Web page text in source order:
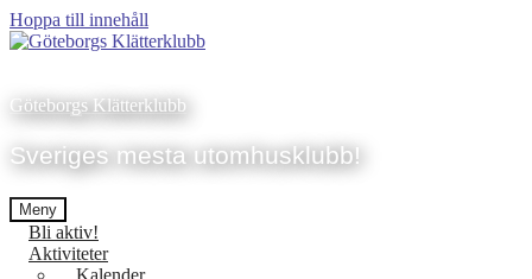
Hoppa till innehåll
Göteborgs Klätterklubb
Sveriges mesta utomhusklubb!
Meny
Bli aktiv!
Aktiviteter
Kalender